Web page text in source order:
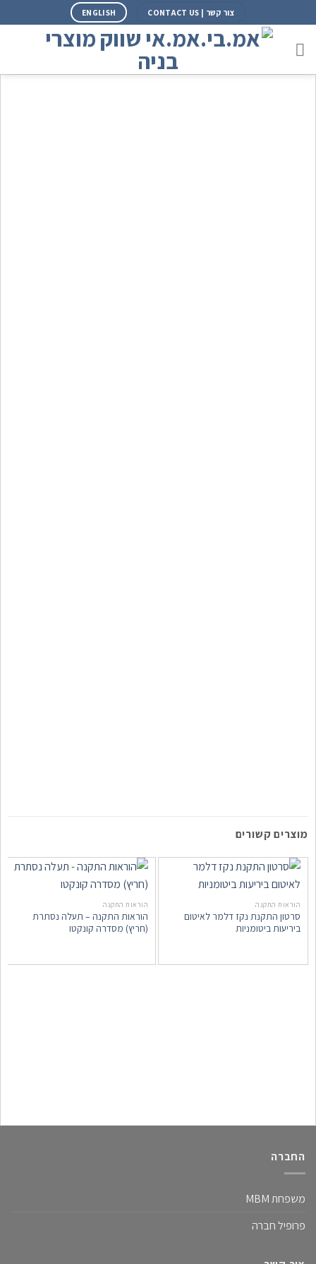
צור קשר | CONTACT US ENGLISH
מוצרים קשורים
הוראות התקנה
סרטון התקנת נקז דלמר לאיטום
ביריעות ביטומניות
הוראות התקנה
הוראות התקנה – תעלה נסתרת
(חריץ) מסדרה קונקטו
החברה
משפחת MBM
פרופיל חברה